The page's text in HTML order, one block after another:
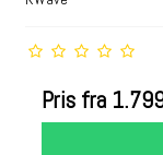
Pris fra